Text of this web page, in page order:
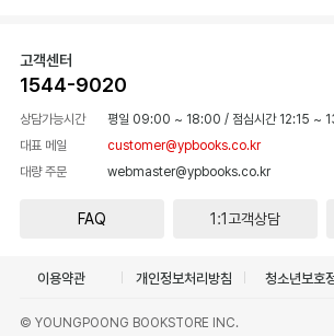
고객센터
1544-9020
상담가능시간 평일 09:00 ~ 18:00 / 점심시간 12:15 ~
대표 메일
customer@ypbooks.co.kr
대량 주문
webmaster@ypbooks.co.kr
FAQ 1:1고객상담
이용약관 개인정보처리방침 청소년보호
© YOUNGPOONG BOOKSTORE INC.